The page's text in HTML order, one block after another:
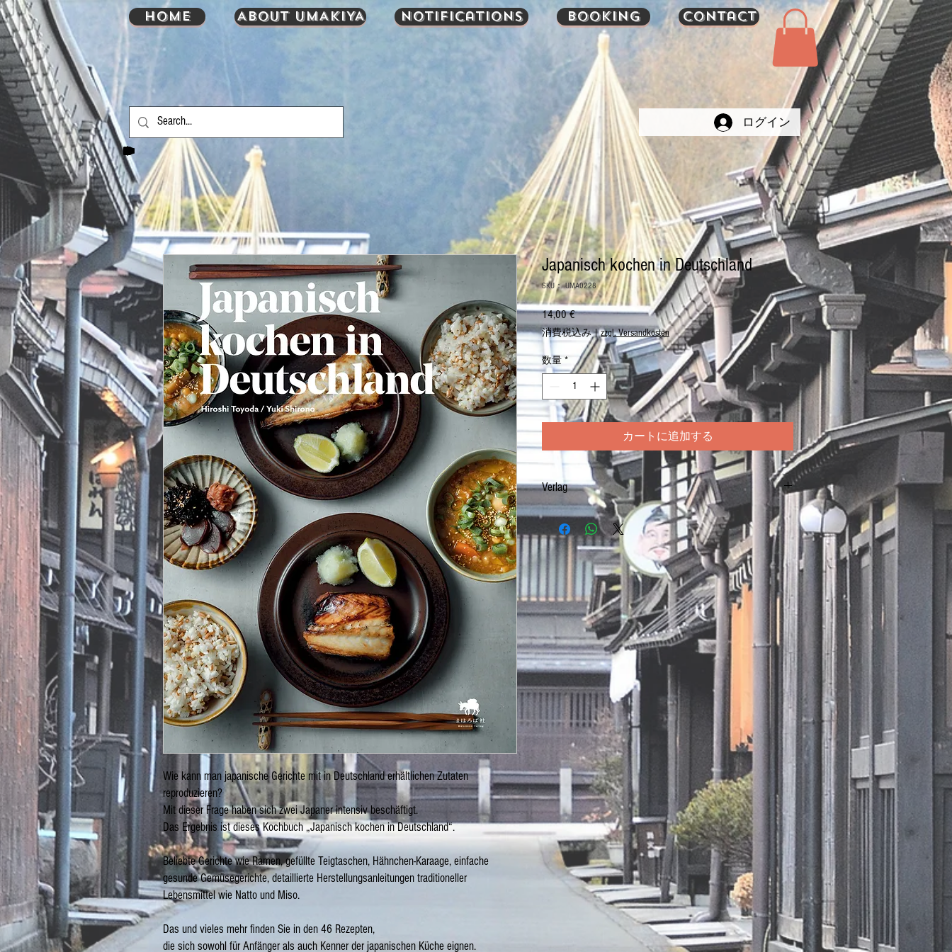
ログイン
Wie kann man japanische Gerichte mit in Deutschland erhältlichen Zutaten
reproduzieren?
Mit dieser Frage haben sich zwei Japaner intensiv beschäftigt.
Das Ergebnis ist dieses Kochbuch „Japanisch kochen in Deutschland“.
Beliebte Gerichte wie Ramen, gefüllte Teigtaschen, Hähnchen-Karaage, einfache
gesunde Gemüsegerichte, detaillierte Herstellungsanleitungen traditioneller
Lebensmittel wie Natto und Miso.
Das und vieles mehr finden Sie in den 46 Rezepten,
die sich sowohl für Anfänger als auch Kenner der japanischen Küche eignen.
Japanisch kochen in Deutschland
SKU： UMA0228
14,00 €価
格
消費税込み|zzgl. Versandkosten
数量 *
カートに追加する
Verlag
まほろば社
Mahoroba Verlag
https://www.mahoroba.de
HOME About UMAKIYA Notifications Booking Contact